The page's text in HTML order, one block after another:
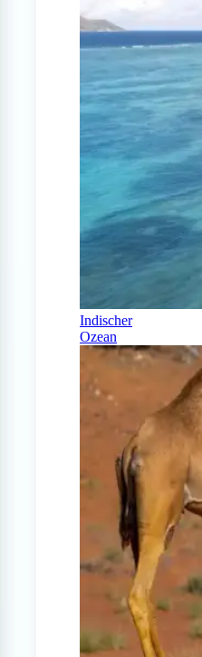
Indischer
Ozean